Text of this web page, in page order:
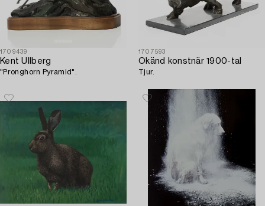
1709439
Kent Ullberg
"Pronghorn Pyramid".
1707593
Okänd konstnär 1900-tal
Tjur.